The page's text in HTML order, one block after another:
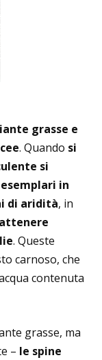
grasse e
. Quando si
si
in
di aridità, in
. Queste
carnoso, che
contenuta
grasse, ma
– le spine